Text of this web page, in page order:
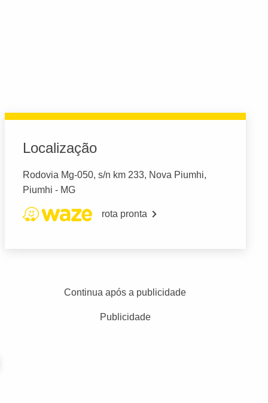
Localização
Rodovia Mg-050, s/n km 233, Nova Piumhi,
Piumhi - MG
rota pronta
Continua após a publicidade
Publicidade